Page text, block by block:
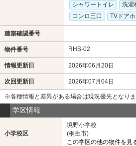
シャワートイレ
洗濯
コンロ三口
TVドア
建築確認番号
物件番号 RHS-02
情報更新日 2026年06月20日
次回更新日 2026年07月04日
※各種情報と差異がある場合は現況優先となり
学区情報
小学校区
境野小学校
(桐生市)
この学区の他の物件を見